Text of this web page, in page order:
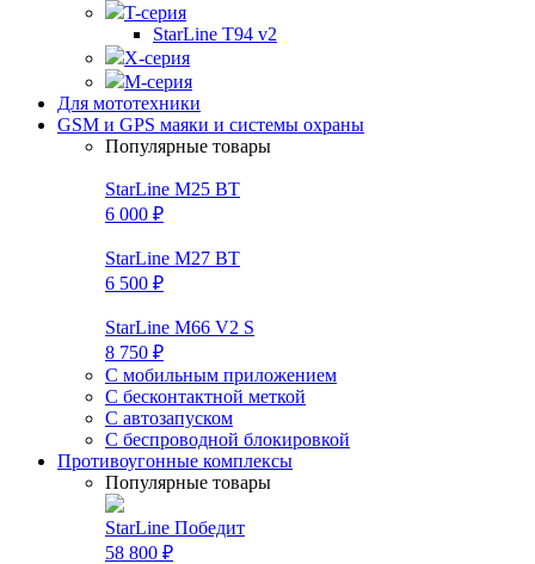
T-серия
StarLine T94 v2
X-серия
M-серия
Для мототехники
GSM и GPS маяки и системы охраны
Популярные товары
StarLine M25 BT
6 000 ₽
StarLine M27 BT
6 500 ₽
StarLine M66 V2 S
8 750 ₽
С мобильным приложением
С бесконтактной меткой
С автозапуском
С беспроводной блокировкой
Противоугонные комплексы
Популярные товары
StarLine Победит
58 800 ₽